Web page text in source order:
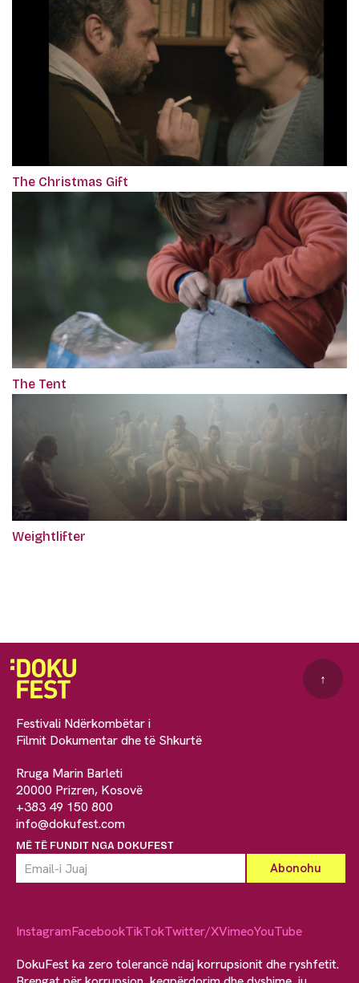
The Christmas Gift
The Tent
Weightlifter
Festivali Ndërkombëtar i
Filmit Dokumentar dhe të Shkurtë
Rruga Marin Barleti
20000 Prizren, Kosovë
+383 49 150 800
info@dokufest.com
MË TË FUNDIT NGA DOKUFEST
↑
InstagramFacebookTikTokTwitter/XVimeoYouTube
DokuFest ka zero tolerancë ndaj korrupsionit dhe ryshfetit.